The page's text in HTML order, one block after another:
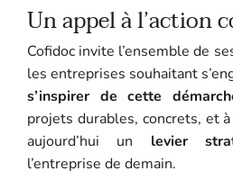
Un appel à l’action
Cofidoc invite l’ensemble de
les entreprises souhaitant
s’inspirer de cette
projets durables, concrets, et
aujourd’hui un levier
l’entreprise de demain.